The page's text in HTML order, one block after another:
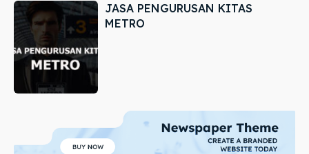
JASA PENGURUSAN KITAS
METRO